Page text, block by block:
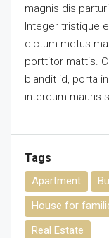
magnis dis
Integer tristique
dictum metus
porttitor mattis.
blandit id, porta
interdum mauris
Tags
Apartment
House for
Real Estate